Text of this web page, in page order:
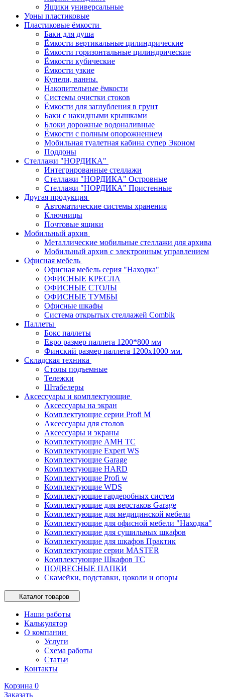
Ящики универсальные
Урны пластиковые
Пластиковые ёмкости
Баки для душа
Ёмкости вертикальные цилиндрические
Ёмкости горизонтальные цилиндрические
Ёмкости кубические
Ёмкости узкие
Купели, ванны.
Накопительные ёмкости
Системы очистки стоков
Ёмкости для заглубления в грунт
Баки с накидными крышками
Блоки дорожные водоналивные
Ёмкости с полным опорожнением
Мобильная туалетная кабина супер Эконом
Поддоны
Стеллажи "НОРДИКА"
Интегрированные стеллажи
Стеллажи "НОРДИКА" Островные
Стеллажи "НОРДИКА" Пристенные
Другая продукция
Автоматические системы хранения
Ключницы
Почтовые ящики
Мобильный архив
Металлические мобильные стеллажи для архива
Мобильный архив с электронным управлением
Офисная мебель
Офисная мебель серия "Находка"
ОФИСНЫЕ КРЕСЛА
ОФИСНЫЕ СТОЛЫ
ОФИСНЫЕ ТУМБЫ
Офисные шкафы
Система открытых стеллажей Combik
Паллеты
Бокс паллеты
Евро размер паллета 1200*800 мм
Финский размер паллета 1200х1000 мм.
Складская техника
Столы подъемные
Тележки
Штабелеры
Аксессуары и комплектующие
Аксессуары на экран
Комплектующие серии Profi M
Аксессуары для столов
Аксессуары и экраны
Комплектующие AMH TC
Комплектующие Expert WS
Комплектующие Garage
Комплектующие HARD
Комплектующие Profi w
Комплектующие WDS
Комплектующие гардеробных систем
Комплектующие для верстаков Garage
Комплектующие для медицинской мебели
Комплектующие для офисной мебели "Находка"
Комплектующие для сушильных шкафов
Комплектующие для шкафов Практик
Комплектующие серии MASTER
Комплектующие Шкафов ТС
ПОДВЕСНЫЕ ПАПКИ
Скамейки, подставки, цоколи и опоры
Каталог товаров
Наши работы
Калькулятор
О компании
Услуги
Схема работы
Статьи
Контакты
Корзина 0
Заказать